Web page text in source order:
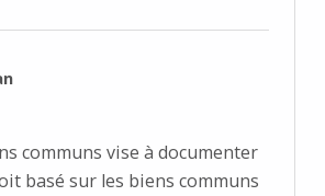
communs vise à documenter
basé sur les biens communs